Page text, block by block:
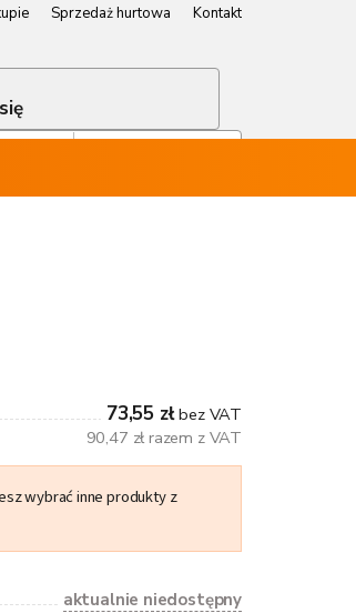
Sprzedaż hurtowa
Kontakt
73,55 złbez VAT
90,47 zł razem z VAT
wybrać inne produkty z
aktualnie niedostępny